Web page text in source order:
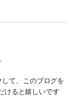
て、このブログを
けると嬉しいです